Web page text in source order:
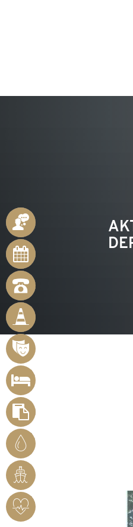
ANSPRECHPARTNER
ONLINE-
TERMINE
NOTRUFNUMMERN
BÜRGER
MELDEN
MÄNGEL
UNTERKUNFT
SUCHEN
FORMULARE
STADTWERKE
BENDORF
RHEINHAFEN
HERZSICHERES
BENDORF